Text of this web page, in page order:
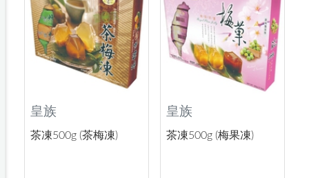
皇族
茶凍500g (茶梅凍)
皇族
茶凍500g (梅果凍)